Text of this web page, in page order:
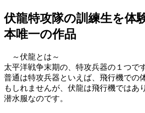
伏龍特攻隊の訓練生を体
本唯一の作品
～伏龍とは～
太平洋戦争末期の、特攻兵器の１つです
普通は特攻兵器といえば、飛行機での
もしれませんが、伏龍は飛行機ではあ
潜水服なのです。